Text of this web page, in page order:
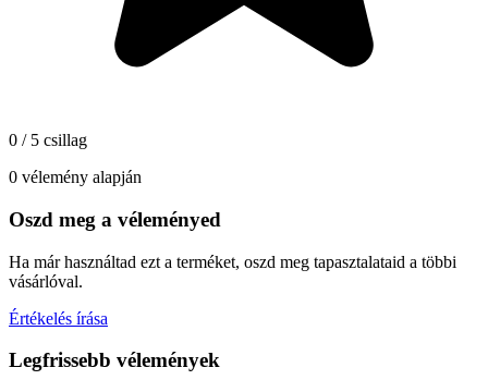
0 / 5 csillag
0 vélemény alapján
Oszd meg a véleményed
Ha már használtad ezt a terméket, oszd meg tapasztalataid a többi
vásárlóval.
Értékelés írása
Legfrissebb vélemények